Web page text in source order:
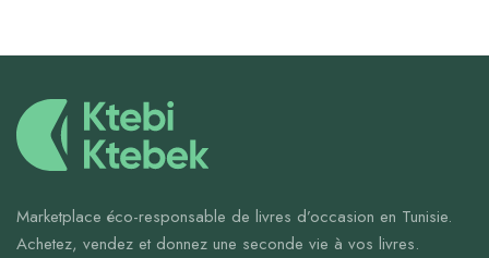
Marketplace éco-responsable de livres d’occasion en Tunisie.
Achetez, vendez et donnez une seconde vie à vos livres.